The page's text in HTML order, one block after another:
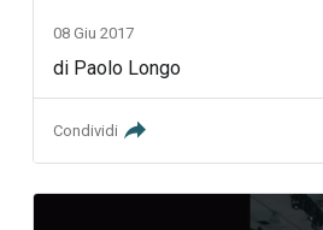
08 Giu 2017
di Paolo Longo
Condividi